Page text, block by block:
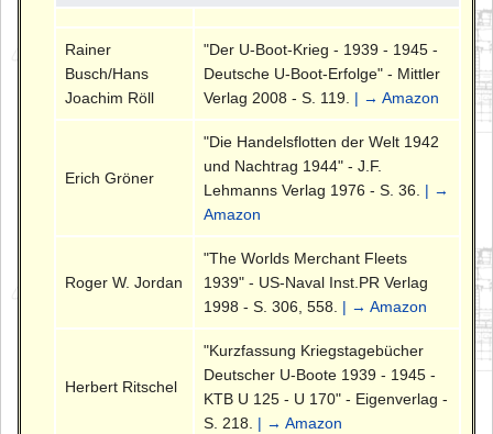
Rainer
Busch/Hans
Joachim Röll
"Der U-Boot-Krieg - 1939 - 1945 -
Deutsche U-Boot-Erfolge" - Mittler
Verlag 2008 - S. 119. | → Amazon
Erich Gröner
"Die Handelsflotten der Welt 1942
und Nachtrag 1944" - J.F.
Lehmanns Verlag 1976 - S. 36. | →
Amazon
Roger W. Jordan
"The Worlds Merchant Fleets
1939" - US-Naval Inst.PR Verlag
1998 - S. 306, 558. | → Amazon
Herbert Ritschel
"Kurzfassung Kriegstagebücher
Deutscher U-Boote 1939 - 1945 -
KTB U 125 - U 170" - Eigenverlag -
S. 218. | → Amazon